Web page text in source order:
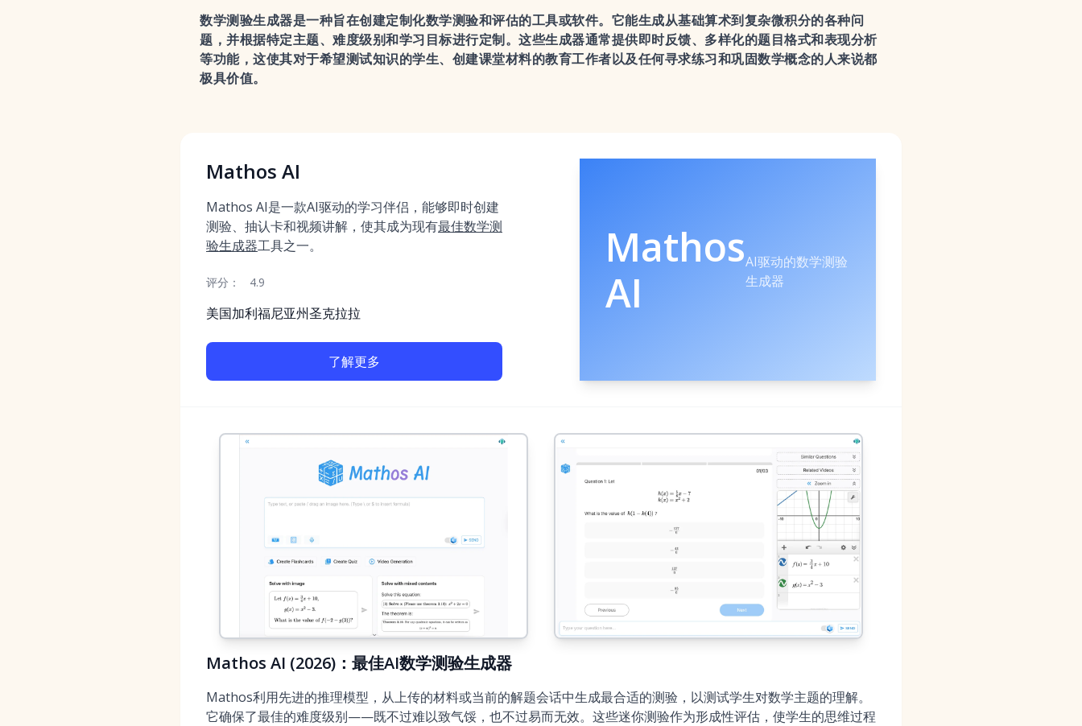
数学测验生成器是一种旨在创建定制化数学测验和评估的工具或软件。它能生成从基础算术到复杂微积分的各种问
题，并根据特定主题、难度级别和学习目标进行定制。这些生成器通常提供即时反馈、多样化的题目格式和表现分析
等功能，这使其对于希望测试知识的学生、创建课堂材料的教育工作者以及任何寻求练习和巩固数学概念的人来说都
极具价值。
Mathos AI
Mathos AI是一款AI驱动的学习伴侣，能够即时创建
测验、抽认卡和视频讲解，使其成为现有最佳数学测
验生成器工具之一。
评分： 4.9
美国加利福尼亚州圣克拉拉
了解更多
Mathos
AI
AI驱动的数学测验
生成器
Mathos AI (2026)：最佳AI数学测验生成器
Mathos利用先进的推理模型，从上传的材料或当前的解题会话中生成最合适的测验，以测试学生对数学主题的理解。
它确保了最佳的难度级别——既不过难以致气馁，也不过易而无效。这些迷你测验作为形成性评估，使学生的思维过程